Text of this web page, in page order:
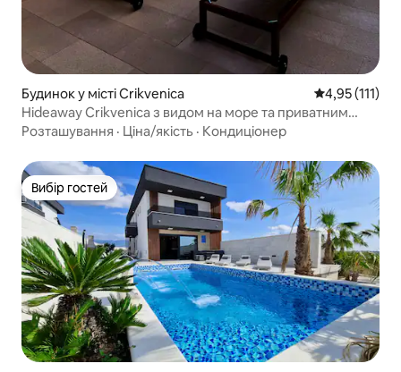
Будинок у місті Crikvenica Середня
4,95 (111)
Hideaway Crikvenica з видом на море та приватним
басейном
Розташування · Ціна/якість · Кондиціонер
Вибір гостей
Вибір гостей